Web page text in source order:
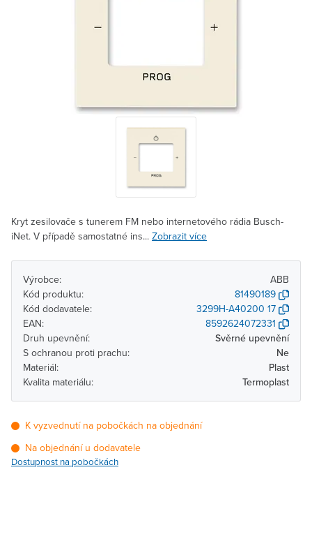
Kryt zesilovače s tunerem FM nebo internetového rádia Busch-
iNet. V případě samostatné ins... Zobrazit více
Výrobce:
ABB
Kód produktu:
81490189
Kód dodavatele:
3299H-A40200 17
EAN:
8592624072331
Druh upevnění:
Svěrné upevnění
S ochranou proti prachu:
Ne
Materiál:
Plast
Kvalita materiálu:
Termoplast
K vyzvednutí na pobočkách na objednání
Na objednání u dodavatele
Dostupnost na pobočkách